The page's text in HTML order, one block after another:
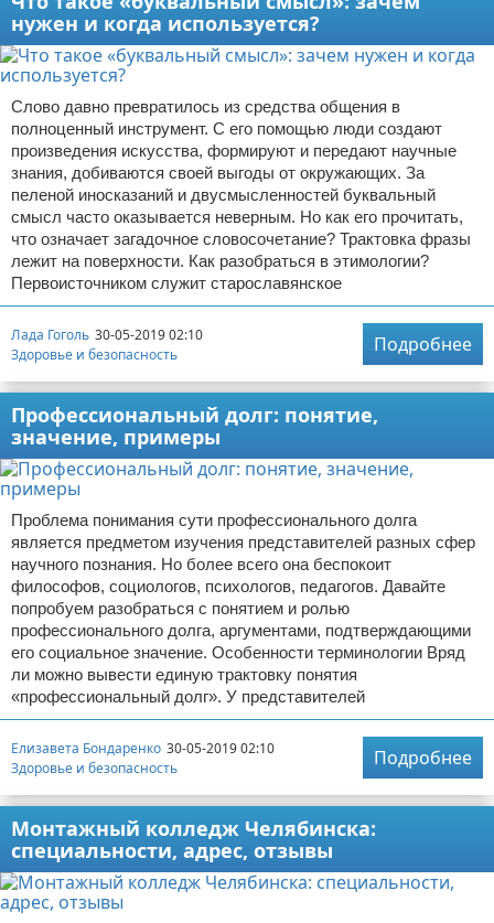
нужен и когда используется?
Слово давно превратилось из средства общения в
полноценный инструмент. С его помощью люди создают
произведения искусства, формируют и передают научные
знания, добиваются своей выгоды от окружающих. За
пеленой иносказаний и двусмысленностей буквальный
смысл часто оказывается неверным. Но как его прочитать,
что означает загадочное словосочетание? Трактовка фразы
лежит на поверхности. Как разобраться в этимологии?
Первоисточником служит старославянское
Лада Гоголь 30-05-2019 02:10
Здоровье и безопасность
Подробнее
Профессиональный долг: понятие,
значение, примеры
Проблема понимания сути профессионального долга
является предметом изучения представителей разных сфер
научного познания. Но более всего она беспокоит
философов, социологов, психологов, педагогов. Давайте
попробуем разобраться с понятием и ролью
профессионального долга, аргументами, подтверждающими
его социальное значение. Особенности терминологии Вряд
ли можно вывести единую трактовку понятия
«профессиональный долг». У представителей
Елизавета Бондаренко 30-05-2019 02:10
Здоровье и безопасность
Подробнее
Монтажный колледж Челябинска:
специальности, адрес, отзывы